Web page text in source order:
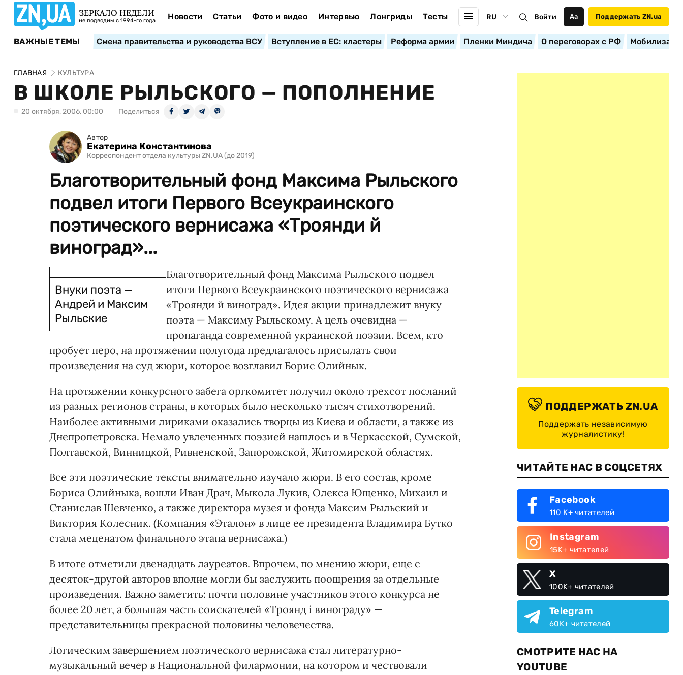
ЗЕРКАЛО НЕДЕЛИ
не подводим с 1994-го года Новости Статьи Фото и видео Интервью Лонгриды Тесты RU Войти Аа Поддержать ZN.ua
ВАЖНЫЕ ТЕМЫ Смена правительства и руководства ВСУ Вступление в ЕС: кластеры Реформа армии Пленки Миндича О переговорах с РФ
ГЛАВНАЯ КУЛЬТУРА
В ШКОЛЕ РЫЛЬСКОГО — ПОПОЛНЕНИЕ
20 октября, 2006, 00:00 Поделиться
Автор
Екатерина Константинова
Корреспондент отдела культуры ZN.UA (до 2019)
Благотворительный фонд Максима Рыльского
подвел итоги Первого Всеукраинского
поэтического вернисажа «Троянди й
виноград»...
Внуки поэта —
Андрей и Максим
Рыльские
Благотворительный фонд Максима Рыльского подвел
итоги Первого Всеукраинского поэтического вернисажа
«Троянди й виноград». Идея акции принадлежит внуку
поэта — Максиму Рыльскому. А цель очевидна —
пропаганда современной украинской поэзии. Всем, кто
пробует перо, на протяжении полугода предлагалось присылать свои
произведения на суд жюри, которое возглавил Борис Олийнык.
На протяжении конкурсного забега оргкомитет получил около трехсот посланий
из разных регионов страны, в которых было несколько тысяч стихотворений.
Наиболее активными лириками оказались творцы из Киева и области, а также из
Днепропетровска. Немало увлеченных поэзией нашлось и в Черкасской, Сумской,
Полтавской, Винницкой, Ривненской, Запорожской, Житомирской областях.
Все эти поэтические тексты внимательно изучало жюри. В его состав, кроме
Бориса Олийныка, вошли Иван Драч, Мыкола Лукив, Олекса Ющенко, Михаил и
Станислав Шевченко, а также директора музея и фонда Максим Рыльский и
Виктория Колесник. (Компания «Эталон» в лице ее президента Владимира Бутко
стала меценатом финального этапа вернисажа.)
В итоге отметили двенадцать лауреатов. Впрочем, по мнению жюри, еще с
десяток-другой авторов вполне могли бы заслужить поощрения за отдельные
произведения. Важно заметить: почти половине участников этого конкурса не
более 20 лет, а большая часть соискателей «Троянд і винограду» —
представительницы прекрасной половины человечества.
Логическим завершением поэтического вернисажа стал литературно-
музыкальный вечер в Национальной филармонии, на котором и чествовали
ПОДДЕРЖАТЬ ZN.UA
Поддержать независимую
журналистику!
ЧИТАЙТЕ НАС В СОЦСЕТЯХ
Facebook
110 K+ читателей
Instagram
15K+ читателей
X
100K+ читателей
Telegram
60K+ читателей
СМОТРИТЕ НАС НА
YOUTUBE